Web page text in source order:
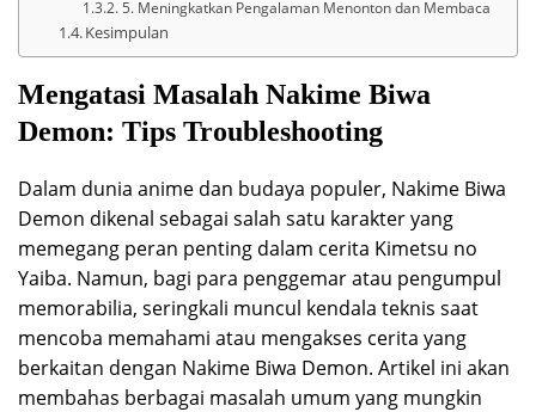
5. Meningkatkan Pengalaman Menonton dan Membaca
Kesimpulan
Mengatasi Masalah Nakime Biwa
Demon: Tips Troubleshooting
Dalam dunia anime dan budaya populer, Nakime Biwa
Demon dikenal sebagai salah satu karakter yang
memegang peran penting dalam cerita Kimetsu no
Yaiba. Namun, bagi para penggemar atau pengumpul
memorabilia, seringkali muncul kendala teknis saat
mencoba memahami atau mengakses cerita yang
berkaitan dengan Nakime Biwa Demon. Artikel ini akan
membahas berbagai masalah umum yang mungkin